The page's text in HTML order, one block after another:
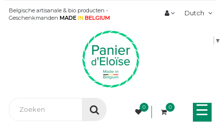
Belgische artisanale & bio producten -
Geschenkmanden MADE IN BELGIUM
Dutch
▼
0 0 ☰